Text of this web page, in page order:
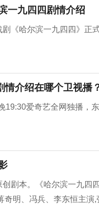
一九四四剧情介绍
《哈尔滨一九四四》正
情介绍在哪个卫视播
爱奇艺全网独播，
剧本。《哈尔滨一九四
明、冯兵、李东恒主演,